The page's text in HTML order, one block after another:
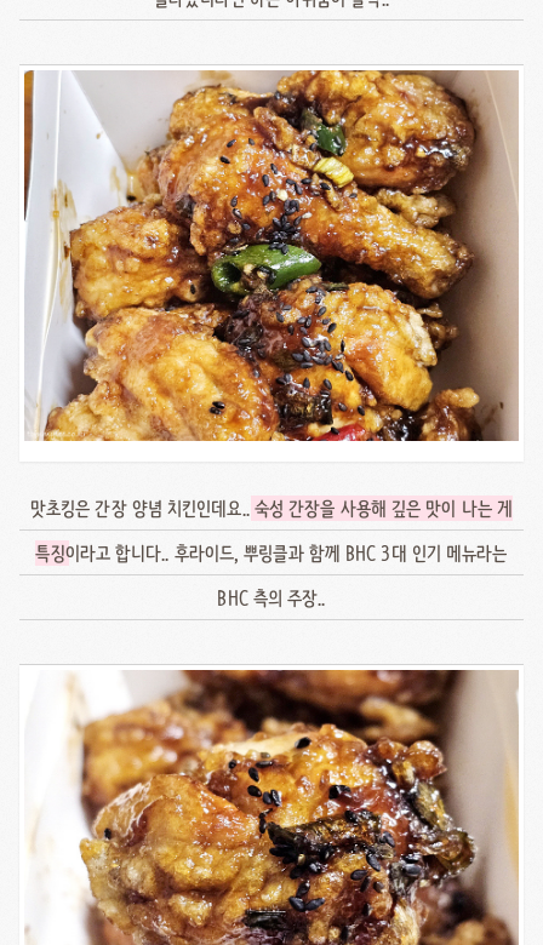
맛초킹은 간장 양념 치킨인데요..숙성 간장을 사용해 깊은 맛이 나는 게
특징이라고 합니다.. 후라이드, 뿌링클과 함께 BHC 3대 인기 메뉴라는
BHC 측의 주장..